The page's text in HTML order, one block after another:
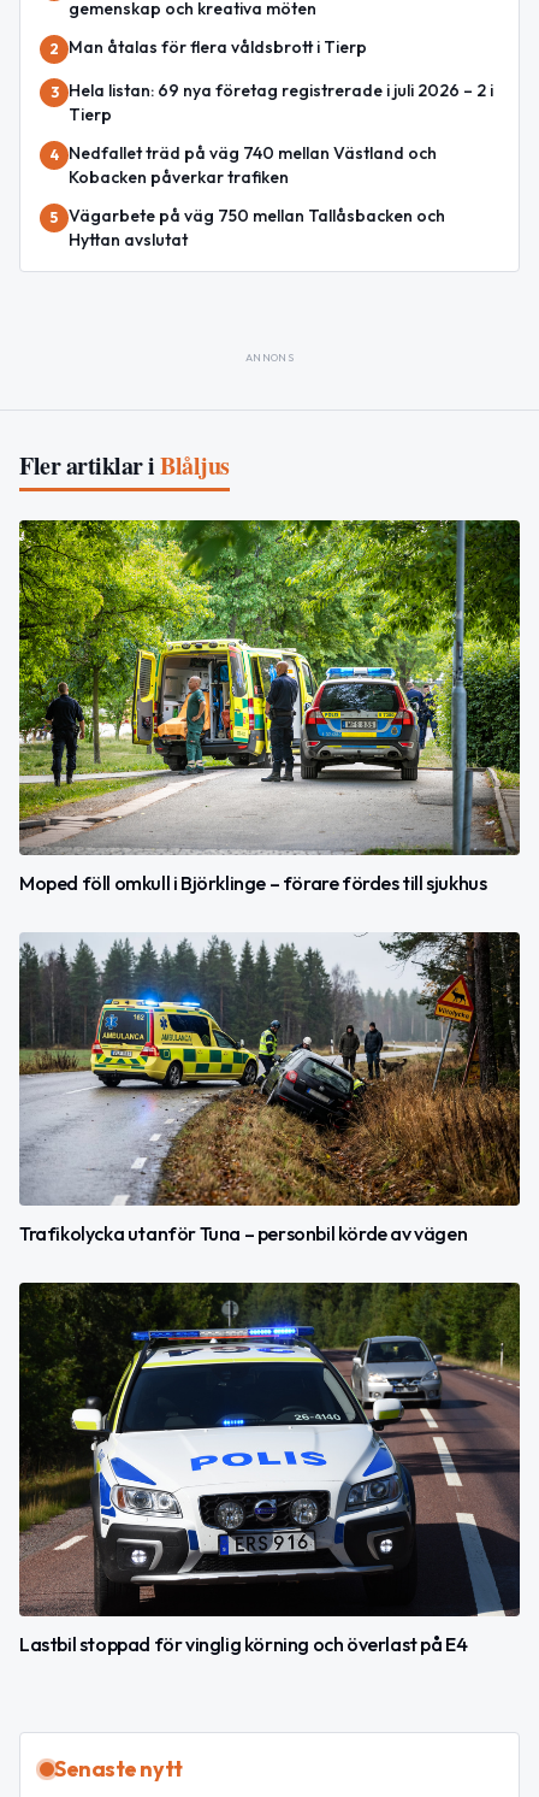
gemenskap och kreativa möten
2 Man åtalas för flera våldsbrott i Tierp
3
Hela listan: 69 nya företag registrerade i juli 2026 – 2 i
Tierp
4
Nedfallet träd på väg 740 mellan Västland och
Kobacken påverkar trafiken
5 Vägarbete på väg 750 mellan Tallåsbacken och
Hyttan avslutat
ANNONS
Fler artiklar iBlåljus
Moped föll omkull i Björklinge – förare fördes till sjukhus
Trafikolycka utanför Tuna – personbil körde av vägen
Lastbil stoppad för vinglig körning och överlast på E4
Senaste nytt